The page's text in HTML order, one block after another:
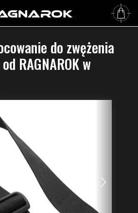
›Dodatkowe mocowanie do zwężenia kolby THOR-2
do zwężenia
RAGNAROK w